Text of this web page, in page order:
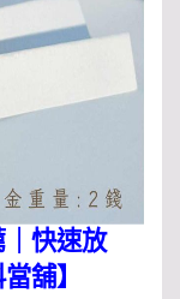
快速放
舖】